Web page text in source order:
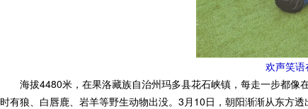
欢声笑
海拔4480米，在果洛藏族自治州玛多县花石峡镇，每走一步都像
时有狼、白唇鹿、岩羊等野生动物出没。3月10日，朝阳渐渐从东方